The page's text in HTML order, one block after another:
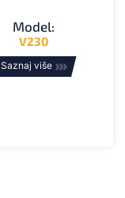
Model:
V230
Saznaj više